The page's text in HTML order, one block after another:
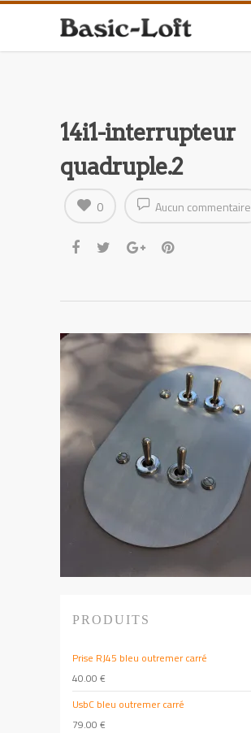
14i1-interrupteur
quadruple.2
Aucun commentaire
0
PRODUITS
Prise RJ45 bleu outremer carré
40.00 €
UsbC bleu outremer carré
79.00 €